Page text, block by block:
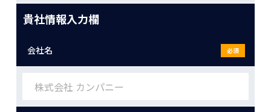
貴社情報入力欄
会社名 必須